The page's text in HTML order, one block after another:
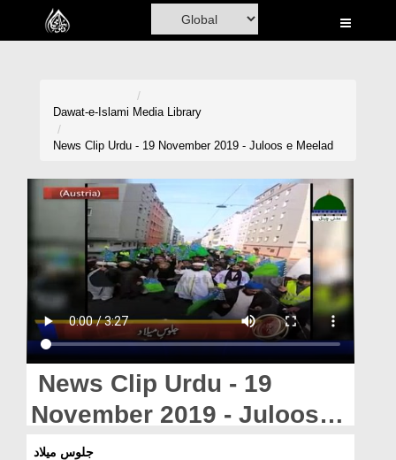
Home
Volunteer Portal
Rohani Ilaj
Blog
Magazine
Dawat-e-Islami Media Library
News Clip Urdu - 19 November 2019 - Juloos e Meelad
News Clip Urdu - 19
November 2019 - Juloos e
Meelad
جلوسِ میلاد